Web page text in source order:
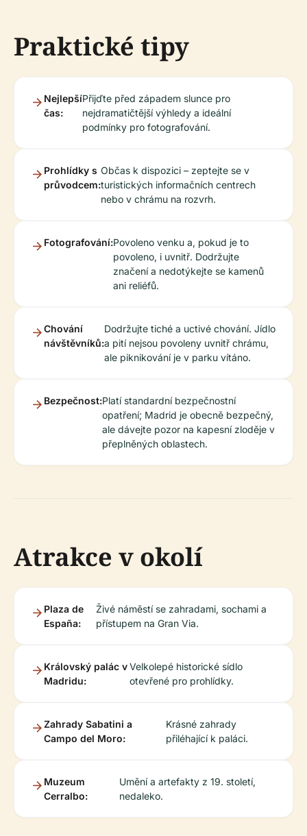
Praktické tipy
Nejlepší
čas:
Přijďte před západem slunce pro
nejdramatičtější výhledy a ideální
podmínky pro fotografování.
Prohlídky s
průvodcem:
Občas k dispozici – zeptejte se v
turistických informačních centrech
nebo v chrámu na rozvrh.
Fotografování:Povoleno venku a, pokud je to
povoleno, i uvnitř. Dodržujte
značení a nedotýkejte se kamenů
ani reliéfů.
Chování
návštěvníků:
Dodržujte tiché a uctivé chování. Jídlo
a pití nejsou povoleny uvnitř chrámu,
ale piknikování je v parku vítáno.
Bezpečnost:Platí standardní bezpečnostní
opatření; Madrid je obecně bezpečný,
ale dávejte pozor na kapesní zloděje v
přeplněných oblastech.
Atrakce v okolí
Plaza de
España:
Živé náměstí se zahradami, sochami a
přístupem na Gran Via.
Královský palác v
Madridu:
Velkolepé historické sídlo
otevřené pro prohlídky.
Zahrady Sabatini a
Campo del Moro:
Krásné zahrady
přiléhající k paláci.
Muzeum
Cerralbo:
Umění a artefakty z 19. století,
nedaleko.